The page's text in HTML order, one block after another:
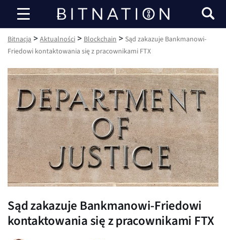
Bitnacja
Bitnacja > Aktualności > Blockchain > Sąd zakazuje Bankmanowi-
Friedowi kontaktowania się z pracownikami FTX
Sąd zakazuje Bankmanowi-Friedowi
kontaktowania się z pracownikami FTX